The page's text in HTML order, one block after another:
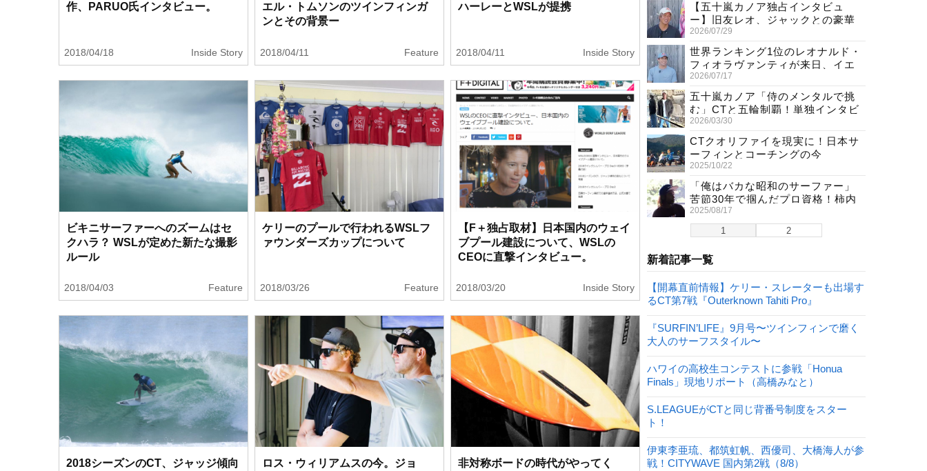
作、PARUO氏インタビュー。
2018/04/18 Inside Story
エル・トムソンのツインフィンガ
ンとその背景ー
2018/04/11 Feature
ハーレーとWSLが提携
2018/04/11 Inside Story
ビキニサーファーへのズームはセ
クハラ？ WSLが定めた新たな撮影
ルール
2018/04/03 Feature
ケリーのプールで行われるWSLフ
ァウンダーズカップについて
2018/03/26 Feature
【F＋独占取材】日本国内のウェイ
ブプール建設について、WSLの
CEOに直撃インタビュー。
2018/03/20 Inside Story
2018シーズンのCT、ジャッジ傾向
ロス・ウィリアムスの今。ジョ
非対称ボードの時代がやってく
1 2
【五十嵐カノア独占インタビュ
ー】旧友レオ、ジャックとの豪華
プライベートセッション
2026/07/29
世界ランキング1位のレオナルド・
フィオラヴァンティが来日、イエ
ロージャージ獲得直後の独占イン
タビュー
2026/07/17
五十嵐カノア「侍のメンタルで挑
む」CTと五輪制覇！単独インタビ
ューで熱弁
2026/03/30
CTクオリファイを現実に！日本サ
ーフィンとコーチングの今
2025/10/22
「俺はバカな昭和のサーファー」
苦節30年で掴んだプロ資格！柿内
聖文(54)の生き様
2025/08/17
新着記事一覧
【開幕直前情報】ケリー・スレーターも出場す
るCT第7戦『Outerknown Tahiti Pro』
『SURFIN’LIFE』9月号〜ツインフィンで磨く
大人のサーフスタイル〜
ハワイの高校生コンテストに参戦「Honua
Finals」現地リポート（高橋みなと）
S.LEAGUEがCTと同じ背番号制度をスター
ト！
伊東李亜琉、都筑虹帆、西優司、大橋海人が参
戦！CITYWAVE 国内第2戦（8/8）